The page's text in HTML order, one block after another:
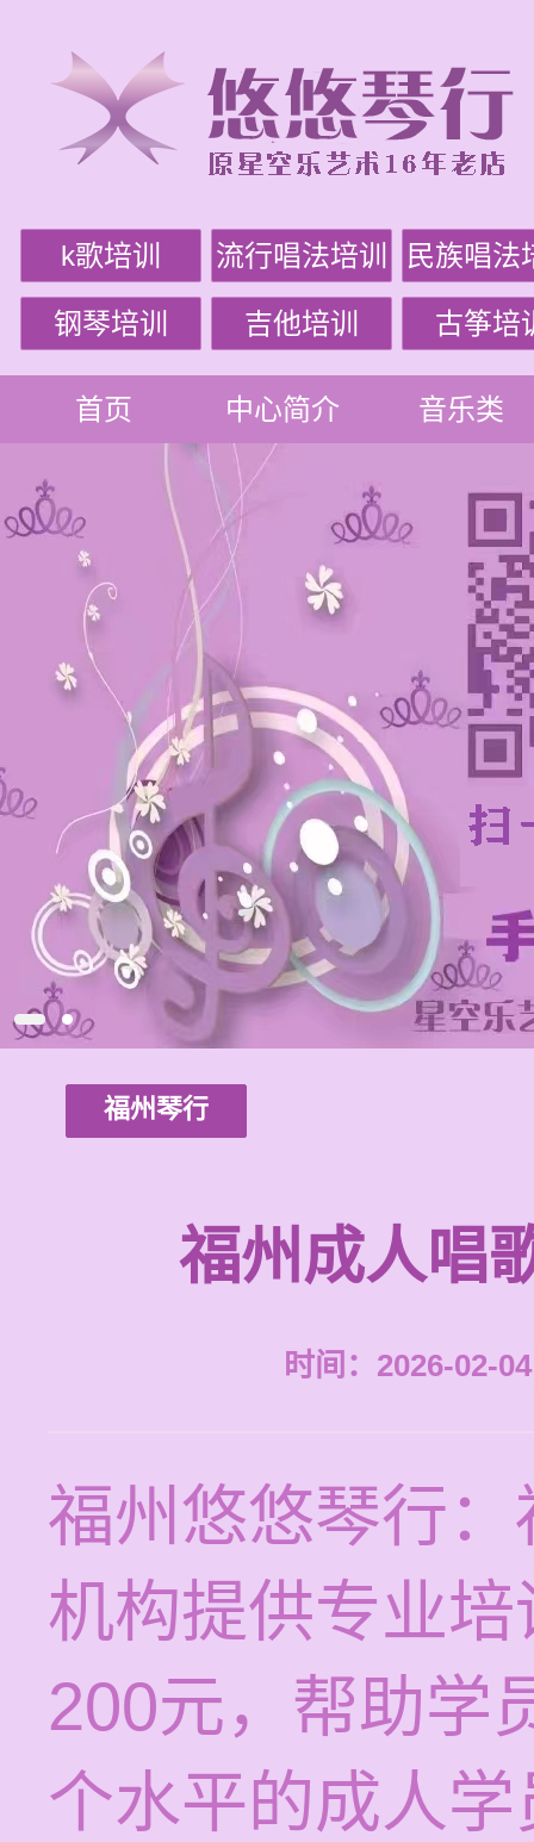
k歌培训 流行唱法培训 民族唱法
钢琴培训 吉他培训 古筝培
首页 中心简介 音乐类
福州琴行
福州成人唱
时间：2026-02-
福州悠悠琴行
机构提供专业
200元，帮助学
个水平的成人学